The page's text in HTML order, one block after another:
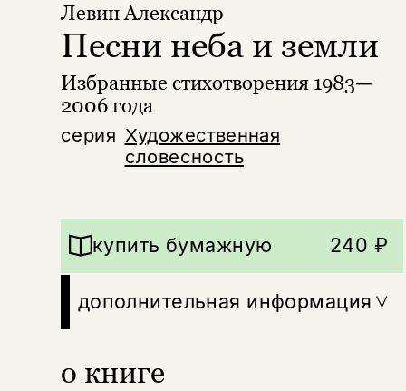
серия Художественная
словесность
Левин Александр
Песни неба и земли
Избранные стихотворения 1983—
2006 года
о книге
купить бумажную 240 ₽
дополнительная информация